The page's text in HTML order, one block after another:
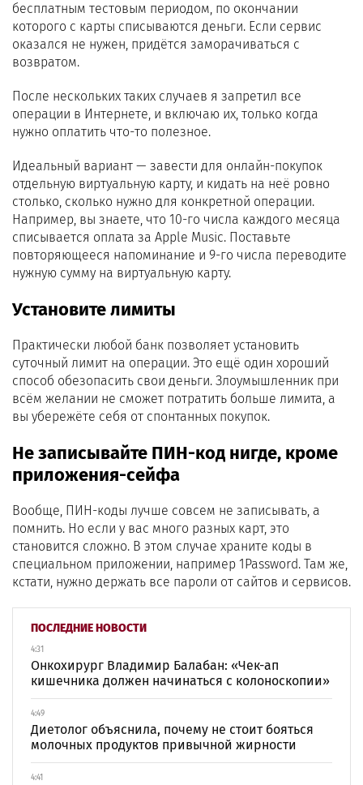
ПОСЛЕДНИЕ НОВОСТИ
4:31
Онкохирург Владимир Балабан: «Чек-ап
кишечника должен начинаться с колоноскопии»
4:49
Диетолог объяснила, почему не стоит бояться
молочных продуктов привычной жирности
4:41
бесплатным тестовым периодом, по окончании
которого с карты списываются деньги. Если сервис
оказался не нужен, придётся заморачиваться с
возвратом.
После нескольких таких случаев я запретил все
операции в Интернете, и включаю их, только когда
нужно оплатить что-то полезное.
Идеальный вариант — завести для онлайн-покупок
отдельную виртуальную карту, и кидать на неё ровно
столько, сколько нужно для конкретной операции.
Например, вы знаете, что 10-го числа каждого месяца
списывается оплата за Apple Music. Поставьте
повторяющееся напоминание и 9-го числа переводите
нужную сумму на виртуальную карту.
Установите лимиты
Практически любой банк позволяет установить
суточный лимит на операции. Это ещё один хороший
способ обезопасить свои деньги. Злоумышленник при
всём желании не сможет потратить больше лимита, а
вы убережёте себя от спонтанных покупок.
Не записывайте ПИН-код нигде, кроме
приложения-сейфа
Вообще, ПИН-коды лучше совсем не записывать, а
помнить. Но если у вас много разных карт, это
становится сложно. В этом случае храните коды в
специальном приложении, например 1Password. Там же,
кстати, нужно держать все пароли от сайтов и сервисов.